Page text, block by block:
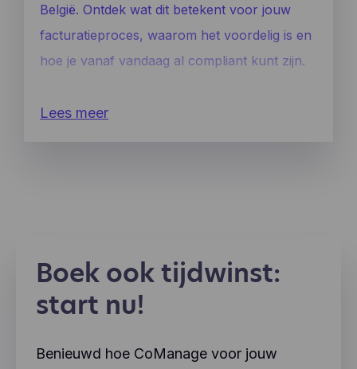
België. Ontdek wat dit betekent voor jouw
facturatieproces, waarom het voordelig is en
hoe je vanaf vandaag al compliant kunt zijn.
Lees meer
Boek ook tijdwinst:
start nu!
Benieuwd hoe CoManage voor jouw